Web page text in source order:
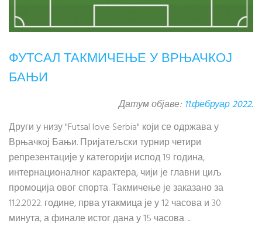
ФУТСАЛ ТАКМИЧЕЊЕ У ВРЊАЧКОЈ
БАЊИ
Датум објаве:11.фебруар 2022.
Други у низу "Futsal love Serbia" који се одржава у
Врњачкој Бањи. Пријатељски турнир четири
репрезентације у категорији испод 19 година,
интернационалног карактера, чији је главни циљ
промоција овог спорта. Такмичење је заказано за
11.2.2022. године, прва утакмица је у 12 часова и 30
минута, а финале истог дана у 15 часова. ...